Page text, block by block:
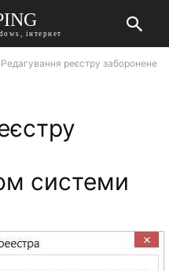
інтернет
Редагування реєстру заборонене
системи